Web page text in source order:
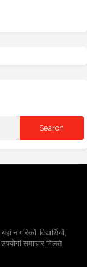
नागरिकों, विद्यार्थियों,
समाचार मिलते